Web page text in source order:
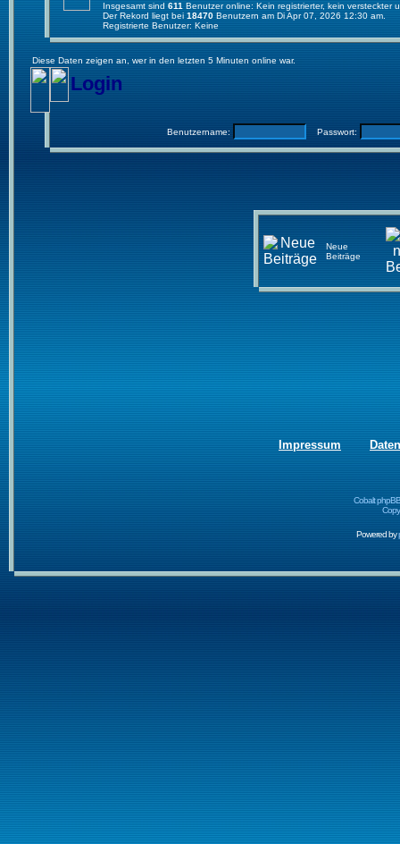
Insgesamt sind 611 Benutzer online: Kein registrierter, kein
Der Rekord liegt bei 18470 Benutzern am Di Apr 07, 2026 12:30 am.
Registrierte Benutzer: Keine
Diese Daten zeigen an, wer in den letzten 5 Minuten online war.
Login
Benutzername: Passwort:
Neue
Beiträge
Impressum
Cobalt
Powered by